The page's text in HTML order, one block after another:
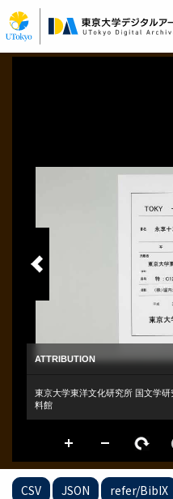
イ
ン
コ
CSV JSON refer/BibIX